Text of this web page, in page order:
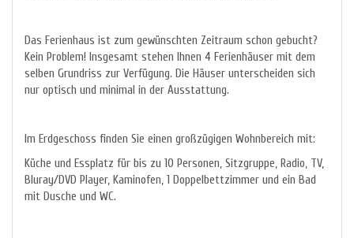
Das Ferienhaus ist zum gewünschten Zeitraum schon gebucht?
Kein Problem! Insgesamt stehen Ihnen 4 Ferienhäuser mit dem
selben Grundriss zur Verfügung. Die Häuser unterscheiden sich
nur optisch und minimal in der Ausstattung.
Im Erdgeschoss finden Sie einen großzügigen Wohnbereich mit:
Küche und Essplatz für bis zu 10 Personen, Sitzgruppe, Radio, TV,
Bluray/DVD Player, Kaminofen, 1 Doppelbettzimmer und ein Bad
mit Dusche und WC.